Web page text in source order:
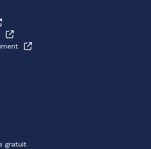
gratuit